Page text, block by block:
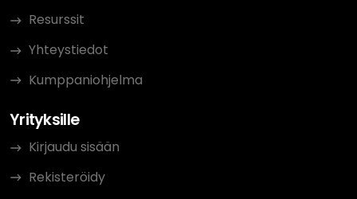
Resurssit
Yhteystiedot
Kumppaniohjelma
Yrityksille
Kirjaudu sisään
Rekisteröidy